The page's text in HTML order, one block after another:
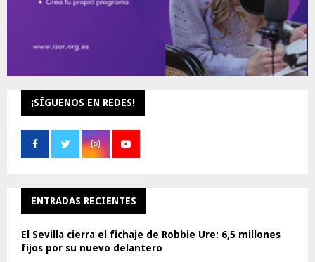
¡SÍGUENOS EN REDES!
ENTRADAS RECIENTES
El Sevilla cierra el fichaje de Robbie Ure: 6,5 millones
fijos por su nuevo delantero